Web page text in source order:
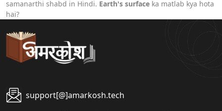
samanarthi shabd in Hindi. Earth's surface ka matlab kya hota
hai?
support[@]amarkosh.tech